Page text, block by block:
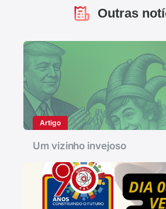
Outras
Artigo
Um vizinho invejoso